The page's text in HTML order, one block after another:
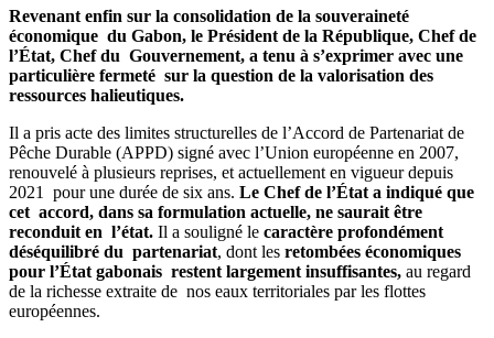
Revenant enfin sur la consolidation de la souveraineté
économique du Gabon, le Président de la République, Chef de
l’État, Chef du Gouvernement, a tenu à s’exprimer avec une
particulière fermeté sur la question de la valorisation des
ressources halieutiques.
Il a pris acte des limites structurelles de l’Accord de Partenariat de
Pêche Durable (APPD) signé avec l’Union européenne en 2007,
renouvelé à plusieurs reprises, et actuellement en vigueur depuis
2021 pour une durée de six ans. Le Chef de l’État a indiqué que
cet accord, dans sa formulation actuelle, ne saurait être
reconduit en l’état. Il a souligné le caractère profondément
déséquilibré du partenariat, dont les retombées économiques
pour l’État gabonais restent largement insuffisantes, au regard
de la richesse extraite de nos eaux territoriales par les flottes
européennes.